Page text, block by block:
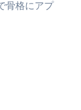
骨格にアプ